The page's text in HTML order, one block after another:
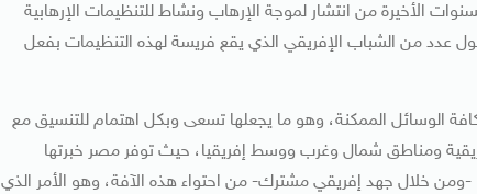
الأخيرة من انتشار لموجة الإرهاب ونشاط للتنظيمات الإرهابية
عدد من الشباب الإفريقي الذي يقع فريسة لهذه التنظيمات بفعل
الوسائل الممكنة، وهو ما يجعلها تسعى وبكل اهتمام للتنسيق مع
ومناطق شمال وغرب ووسط إفريقيا، حيث توفر مصر خبرتها
-ومن خلال جهد إفريقي مشترك- من احتواء هذه الآفة، وهو الأمر الذي